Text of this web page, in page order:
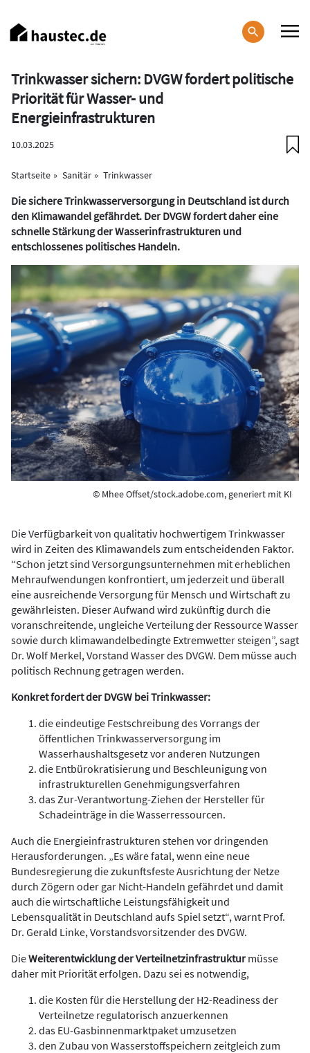
zum
Inhalt
Haupt-
Navigation
Trinkwasser sichern: DVGW fordert politische
Priorität für Wasser- und
Energieinfrastrukturen
10.03.2025
Startseite Sanitär Trinkwasser
Die sichere Trinkwasserversorgung in Deutschland ist durch
den Klimawandel gefährdet. Der DVGW fordert daher eine
schnelle Stärkung der Wasserinfrastrukturen und
entschlossenes politisches Handeln.
© Mhee Offset/stock.adobe.com, generiert mit KI
Die Verfügbarkeit von qualitativ hochwertigem Trinkwasser
wird in Zeiten des Klimawandels zum entscheidenden Faktor.
“Schon jetzt sind Versorgungsunternehmen mit erheblichen
Mehraufwendungen konfrontiert, um jederzeit und überall
eine ausreichende Versorgung für Mensch und Wirtschaft zu
gewährleisten. Dieser Aufwand wird zukünftig durch die
voranschreitende, ungleiche Verteilung der Ressource Wasser
sowie durch klimawandelbedingte Extremwetter steigen”, sagt
Dr. Wolf Merkel, Vorstand Wasser des DVGW. Dem müsse auch
politisch Rechnung getragen werden.
Konkret fordert der DVGW bei Trinkwasser:
die eindeutige Festschreibung des Vorrangs der
öffentlichen Trinkwasserversorgung im
Wasserhaushaltsgesetz vor anderen Nutzungen
die Entbürokratisierung und Beschleunigung von
infrastrukturellen Genehmigungsverfahren
das Zur-Verantwortung-Ziehen der Hersteller für
Schadeinträge in die Wasserressourcen.
Auch die Energieinfrastrukturen stehen vor dringenden
Herausforderungen. „Es wäre fatal, wenn eine neue
Bundesregierung die zukunftsfeste Ausrichtung der Netze
durch Zögern oder gar Nicht-Handeln gefährdet und damit
auch die wirtschaftliche Leistungsfähigkeit und
Lebensqualität in Deutschland aufs Spiel setzt“, warnt Prof.
Dr. Gerald Linke, Vorstandsvorsitzender des DVGW.
DieWeiterentwicklung der Verteilnetzinfrastrukturmüsse
daher mit Priorität erfolgen. Dazu sei es notwendig,
die Kosten für die Herstellung der H2-Readiness der
Verteilnetze regulatorisch anzuerkennen
das EU-Gasbinnenmarktpaket umzusetzen
den Zubau von Wasserstoffspeichern zeitgleich zum